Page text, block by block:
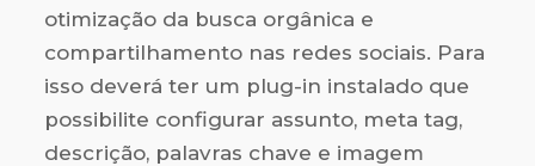
otimização da busca orgânica e
compartilhamento nas redes sociais. Para
isso deverá ter um plug-in instalado que
possibilite configurar assunto, meta tag,
descrição, palavras chave e imagem